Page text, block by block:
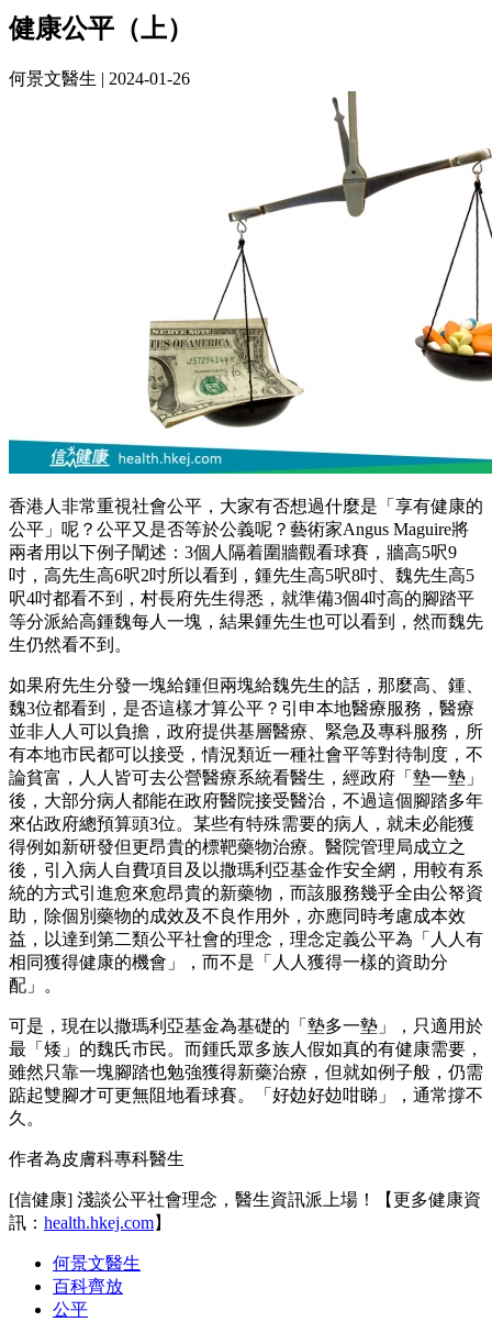
健康公平（上）
何景文醫生 | 2024-01-26
香港人非常重視社會公平，大家有否想過什麼是「享有健康的
公平」呢？公平又是否等於公義呢？藝術家Angus Maguire將
兩者用以下例子闡述：3個人隔着圍牆觀看球賽，牆高5呎9
吋，高先生高6呎2吋所以看到，鍾先生高5呎8吋、魏先生高5
呎4吋都看不到，村長府先生得悉，就準備3個4吋高的腳踏平
等分派給高鍾魏每人一塊，結果鍾先生也可以看到，然而魏先
生仍然看不到。
如果府先生分發一塊給鍾但兩塊給魏先生的話，那麼高、鍾、
魏3位都看到，是否這樣才算公平？引申本地醫療服務，醫療
並非人人可以負擔，政府提供基層醫療、緊急及專科服務，所
有本地市民都可以接受，情況類近一種社會平等對待制度，不
論貧富，人人皆可去公營醫療系統看醫生，經政府「墊一墊」
後，大部分病人都能在政府醫院接受醫治，不過這個腳踏多年
來佔政府總預算頭3位。某些有特殊需要的病人，就未必能獲
得例如新研發但更昂貴的標靶藥物治療。醫院管理局成立之
後，引入病人自費項目及以撒瑪利亞基金作安全網，用較有系
統的方式引進愈來愈昂貴的新藥物，而該服務幾乎全由公帑資
助，除個別藥物的成效及不良作用外，亦應同時考慮成本效
益，以達到第二類公平社會的理念，理念定義公平為「人人有
相同獲得健康的機會」，而不是「人人獲得一樣的資助分
配」。
可是，現在以撒瑪利亞基金為基礎的「墊多一墊」，只適用於
最「矮」的魏氏市民。而鍾氏眾多族人假如真的有健康需要，
雖然只靠一塊腳踏也勉強獲得新藥治療，但就如例子般，仍需
踮起雙腳才可更無阻地看球賽。「好攰好攰咁睇」，通常撐不
久。
作者為皮膚科專科醫生
[信健康] 淺談公平社會理念，醫生資訊派上場！【更多健康資
訊： health.hkej.com】
何景文醫生
百科齊放
公平